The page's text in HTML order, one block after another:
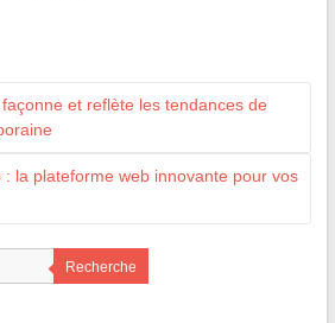
et reflète les tendances de
: la plateforme web innovante pour vos
Recherche